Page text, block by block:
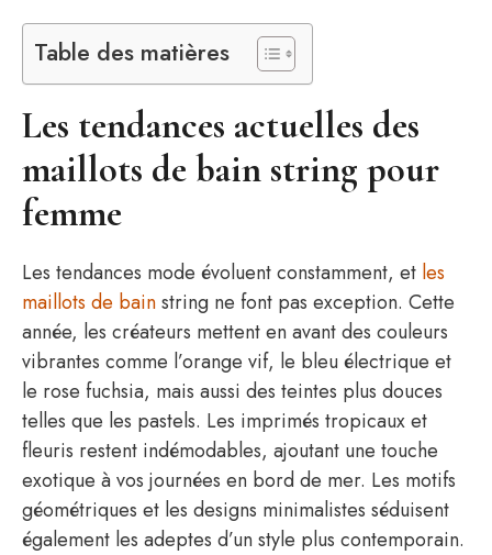
Table des matières
Les tendances actuelles des
maillots de bain string pour
femme
Les tendances mode évoluent constamment, et les
maillots de bainstring ne font pas exception. Cette
année, les créateurs mettent en avant des couleurs
vibrantes comme l’orange vif, le bleu électrique et
le rose fuchsia, mais aussi des teintes plus douces
telles que les pastels. Les imprimés tropicaux et
fleuris restent indémodables, ajoutant une touche
exotique à vos journées en bord de mer. Les motifs
géométriques et les designs minimalistes séduisent
également les adeptes d’un style plus contemporain.